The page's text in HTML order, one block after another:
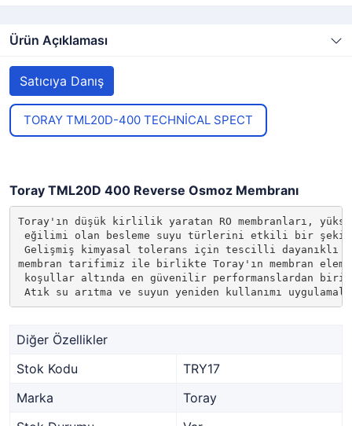
Ürün Açıklaması
Satıcıya Danış
TORAY TML20D-400 TECHNİCAL SPECT
Toray TML20D 400 Reverse Osmoz Membranı
Toray'ın düşük kirlilik yaratan RO membranları,
eğilimi olan besleme suyu türlerini etkili bir
Gelişmiş kimyasal tolerans için tescilli dayanıklı
membran tarifimiz ile birlikte Toray'ın membran
koşullar altında en güvenilir performanslardan
Atık su arıtma ve suyun yeniden kullanımı
Diğer Özellikler
Stok Kodu
TRY17
Marka
Toray